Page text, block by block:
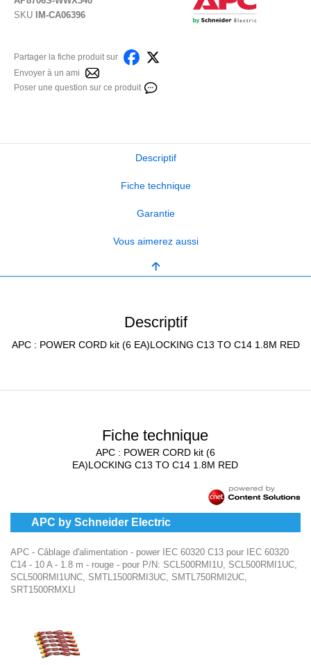
SKU
IM-CA06396
Partager la fiche produit sur
Envoyer à un ami
Poser une question sur ce produit
Descriptif
Fiche technique
Garantie
Vous aimerez aussi
Descriptif
APC : POWER CORD kit (6 EA)LOCKING C13 TO C14 1.8M RED
Fiche technique
APC : POWER CORD kit (6
EA)LOCKING C13 TO C14 1.8M RED
APC by Schneider Electric
APC - Câblage d'alimentation - power IEC 60320 C13 pour IEC 60320
C14 - 10 A - 1.8 m - rouge - pour P/N: SCL500RMI1U, SCL500RMI1UC,
SCL500RMI1UNC, SMTL1500RMI3UC, SMTL750RMI2UC,
SRT1500RMXLI